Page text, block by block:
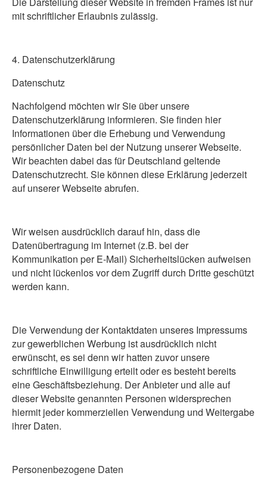
mit schriftlicher Erlaubnis zulässig.
4. Datenschutzerklärung
Datenschutz
Nachfolgend möchten wir Sie über unsere
Datenschutzerklärung informieren. Sie finden hier
Informationen über die Erhebung und Verwendung
persönlicher Daten bei der Nutzung unserer Webseite.
Wir beachten dabei das für Deutschland geltende
Datenschutzrecht. Sie können diese Erklärung jederzeit
auf unserer Webseite abrufen.
Wir weisen ausdrücklich darauf hin, dass die
Datenübertragung im Internet (z.B. bei der
Kommunikation per E-Mail) Sicherheitslücken aufweisen
und nicht lückenlos vor dem Zugriff durch Dritte geschützt
werden kann.
Die Verwendung der Kontaktdaten unseres Impressums
zur gewerblichen Werbung ist ausdrücklich nicht
erwünscht, es sei denn wir hatten zuvor unsere
schriftliche Einwilligung erteilt oder es besteht bereits
eine Geschäftsbeziehung. Der Anbieter und alle auf
dieser Website genannten Personen widersprechen
hiermit jeder kommerziellen Verwendung und Weitergabe
ihrer Daten.
Personenbezogene Daten